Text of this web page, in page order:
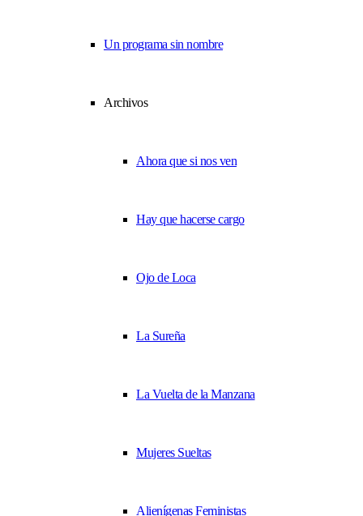
Un programa sin nombre
Archivos
Ahora que si nos ven
Hay que hacerse cargo
Ojo de Loca
La Sureña
La Vuelta de la Manzana
Mujeres Sueltas
Alienígenas Feministas